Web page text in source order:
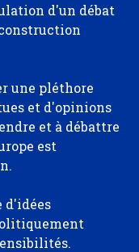
d'un débat
une pléthore
et d'opinions
et à débattre
est
d'idées